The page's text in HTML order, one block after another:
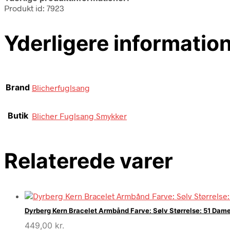
Produkt id: 7923
Yderligere
Brand Blicherfuglsang
Butik Blicher Fuglsang Smykker
Relaterede varer
Dyrberg Kern Bracelet Armbånd Farve: Sølv Størrelse: 51
449,00 kr.